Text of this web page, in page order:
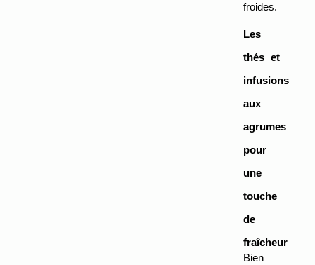
froides.
Les
thés et
infusions
aux
agrumes
pour
une
touche
de
fraîcheur
Bien